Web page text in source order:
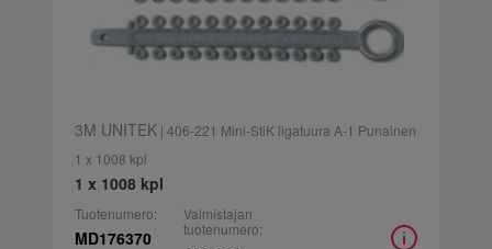
3M UNITEK| 406-221 Mini-StiK ligatuura A-1 Punainen
1 x 1008 kpl
1 x 1008 kpl
Tuotenumero:
MD176370
Valmistajan
tuotenumero: